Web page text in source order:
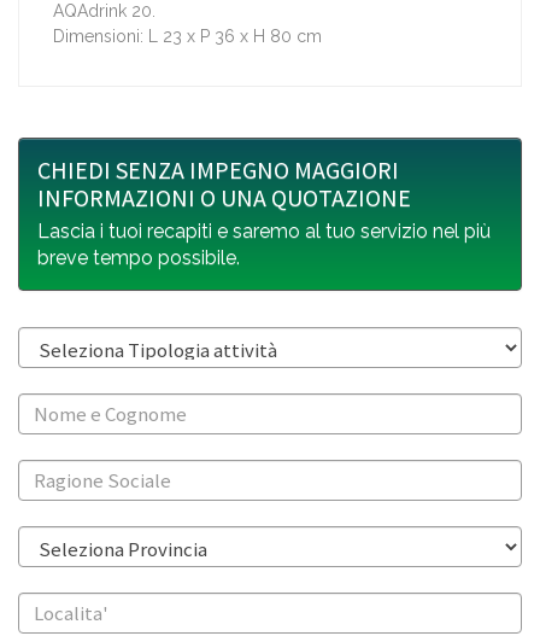
AQAdrink 20.
Dimensioni: L 23 x P 36 x H 80 cm
CHIEDI SENZA IMPEGNO MAGGIORI
INFORMAZIONI O UNA QUOTAZIONE
Lascia i tuoi recapiti e saremo al tuo servizio nel più
breve tempo possibile.